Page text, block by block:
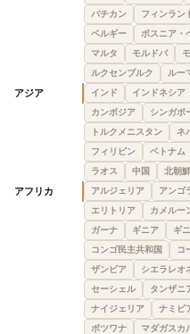
バチカン
フィンラン
ベルギー
ボスニア・
マルタ
モルドバ
ルクセンブルク
ルー
アジア インド インドネシア
カンボジア
シンガポ
トルクメニスタン
ネ
フィリピン
ベトナム
ラオス
中国 北朝鮮
アフリカ アルジェリア アンゴ
エリトリア
カメルー
ガーナ
ギニア ギ
コンゴ民主共和国
コ
ザンビア
シエラレオ
セーシェル
タンザニ
ナイジェリア
ナミビ
ボツワナ
マダガスカ